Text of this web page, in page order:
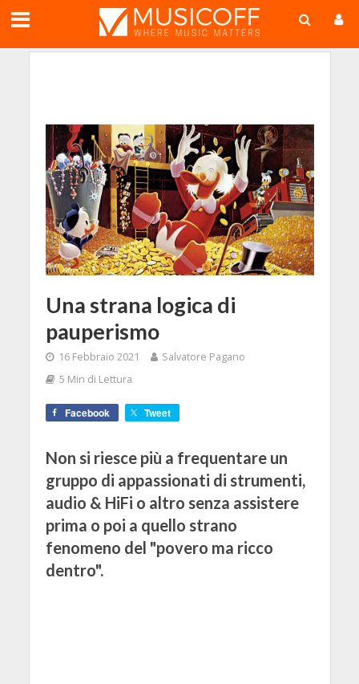
Una strana logica di
pauperismo
16 Febbraio 2021
Salvatore Pagano
5 Min di Lettura
Facebook Tweet
Non si riesce più a frequentare un
gruppo di appassionati di strumenti,
audio & HiFi o altro senza assistere
prima o poi a quello strano
fenomeno del "povero ma ricco
dentro".